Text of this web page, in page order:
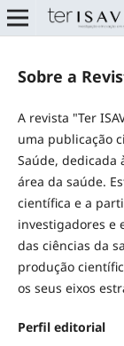
Sobre a
A revista "Ter
uma publicação
Saúde, dedicada
área da saúde.
científica e a
investigadores e
das ciências da
produção
os seus eixos
Perfil editorial